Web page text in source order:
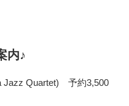
内♪
Jazz Quartet) 予約3,500